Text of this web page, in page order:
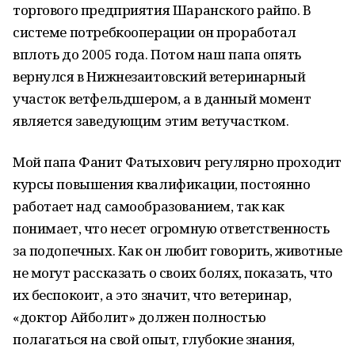
торгового предприятия Шаранского райпо. В
системе потребкооперации он проработал
вплоть до 2005 года. Потом наш папа опять
вернулся в Нижнезаитовский ветеринарный
участок ветфельдшером, а в данный момент
является заведующим этим ветучастком.
Мой папа Фанит Фатыхович регулярно проходит
курсы повышения квалификации, постоянно
работает над самообразованием, так как
понимает, что несет огромную ответственность
за подопечных. Как он любит говорить, животные
не могут рассказать о своих болях, показать, что
их беспокоит, а это значит, что ветеринар,
«доктор Айболит» должен полностью
полагаться на свой опыт, глубокие знания,